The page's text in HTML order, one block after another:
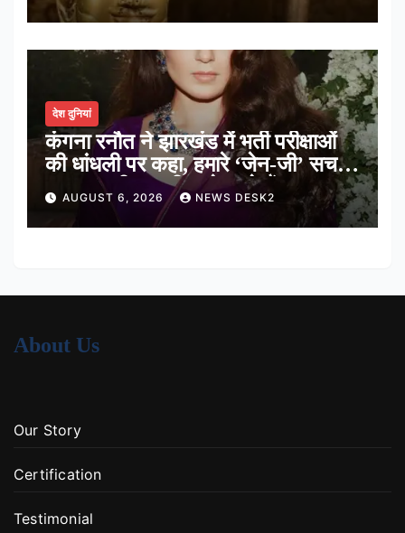
देश दुनियां
कंगना रनौत ने झारखंड में भर्ती परीक्षाओं
की धांधली पर कहा, हमारे ‘जेन-जी’ सच में
हर तरह की तकलीफ झेल रहे हैं
AUGUST 6, 2026 NEWS DESK2
About Us
Our Story
Certification
Testimonial